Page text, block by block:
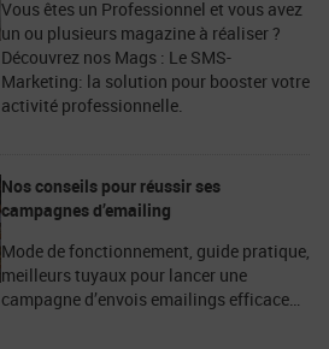
Vous êtes un Professionnel et vous avez
un ou plusieurs magazine à réaliser ?
Découvrez nos Mags : Le SMS-
Marketing: la solution pour booster votre
activité professionnelle.
Nos conseils pour réussir ses
campagnes d’emailing
Mode de fonctionnement, guide pratique,
meilleurs tuyaux pour lancer une
campagne d’envois emailings efficace…